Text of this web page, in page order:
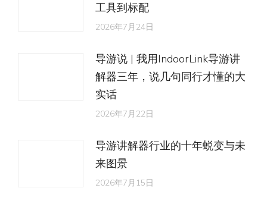
工具到标配
2026年7月24日
导游说 | 我用IndoorLink导游讲
解器三年，说几句同行才懂的大
实话
2026年7月22日
导游讲解器行业的十年蜕变与未
来图景
2026年7月15日